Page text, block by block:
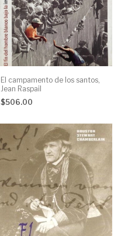
El campamento de los santos,
Jean Raspail
$506.00